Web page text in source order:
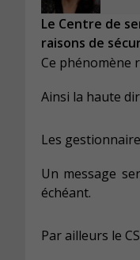
Le Centre de
raisons de
Ce phénomène
Ainsi la haute
Les
Un message
échéant.
Par ailleurs le